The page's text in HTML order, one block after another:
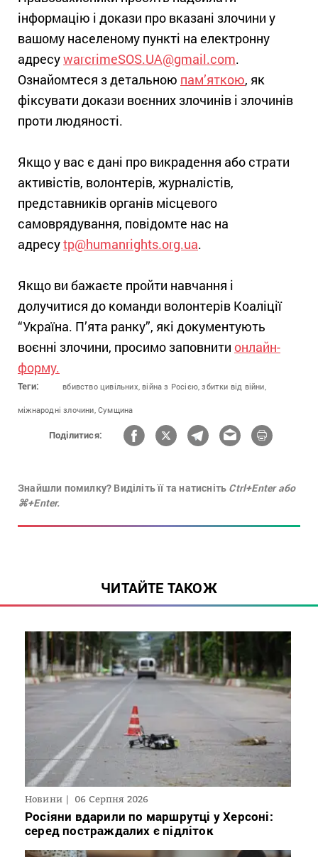
інформацію і докази про вказані злочини у
вашому населеному пункті на електронну
адресуwarcrimeSOS.UA@gmail.com.
Ознайомтеся з детальною пам’яткою, як
фіксувати докази воєнних злочинів і злочинів
проти людяності.
Якщо у вас є дані про викрадення або страти
активістів, волонтерів, журналістів,
представників органів місцевого
самоврядування, повідомте нас на
адресуtp@humanrights.org.ua.
Якщо ви бажаєте пройти навчання і
долучитися до команди волонтерів Коаліції
“Україна. П’ята ранку”, які документують
воєнні злочини, просимо заповнити онлайн-
форму.
Теги: вбивство цивільних, війна з Росією, збитки від війни,
міжнародні злочини, Сумщина
Поділитися:
Знайшли помилку? Виділіть її та натисніть Ctrl+Enter або
⌘+Enter.
ЧИТАЙТЕ ТАКОЖ
Новини 06 Серпня 2026
Росіяни вдарили по маршрутці у Херсоні:
серед постраждалих є підліток